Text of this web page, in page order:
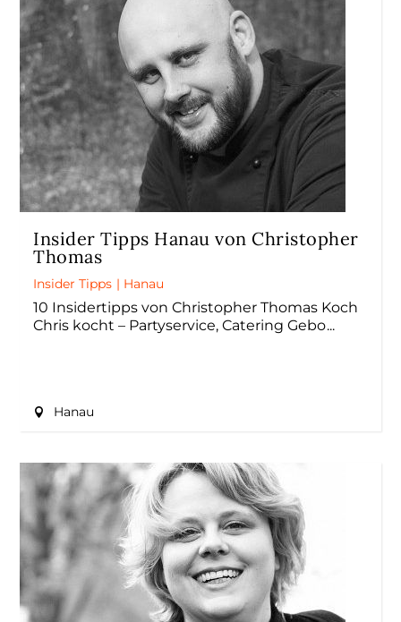
Insider Tipps Hanau von Christopher
Thomas
Insider Tipps | Hanau
10 Insidertipps von Christopher Thomas Koch
Chris kocht – Partyservice, Catering Gebo
Hanau